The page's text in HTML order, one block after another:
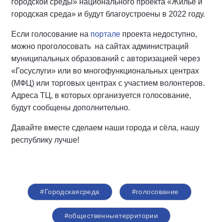
городская среда» и будут благоустроены в 2022 году.
Если голосование на портале проекта недоступно,
можно проголосовать на сайтах администраций
муниципальных образований с авторизацией через
«Госуслуги» или во многофункциональных центрах
(МФЦ) или торговых центрах с участием волонтеров.
Адреса ТЦ, в которых организуется голосование,
будут сообщены дополнительно.
Давайте вместе сделаем наши города и сёла, нашу
республику лучше!
#Городскаясреда #голосование
#общественныетерритории